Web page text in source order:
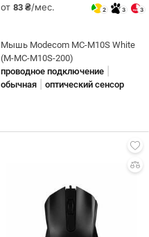
от 83 ₴/мес. 2 3 3
Мышь Modecom MC-M10S White
(M-MC-M10S-200)
проводное подключение
обычная оптический сенсор